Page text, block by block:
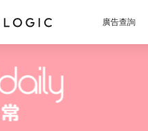
廣告查詢